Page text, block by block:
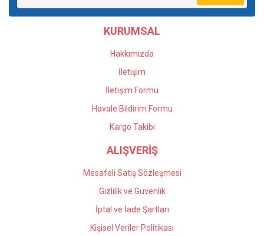
KURUMSAL
Hakkımızda
İletişim
İletişim Formu
Havale Bildirim Formu
Kargo Takibi
ALIŞVERİŞ
Mesafeli Satış Sözleşmesi
Gizlilik ve Güvenlik
İptal ve İade Şartları
Kişisel Veriler Politikası